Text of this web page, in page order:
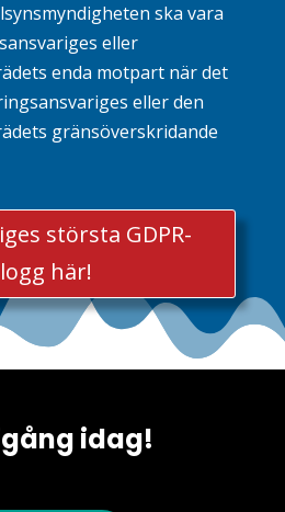
ska vara
eller
enda motpart när det
eller den
gränsöverskridande
största GDPR-
här!
idag!